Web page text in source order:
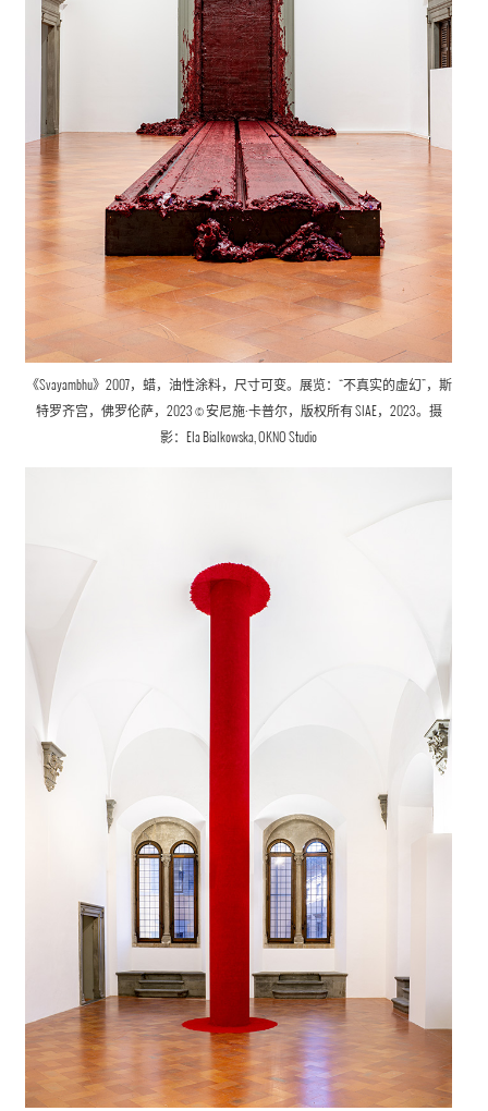
《Svayambhu》2007，蜡，油性涂料，尺寸可变。展览：“不真实的虚幻”，斯
特罗齐宫，佛罗伦萨，2023 © 安尼施·卡普尔，版权所有 SIAE，2023。摄
影：Ela Bialkowska, OKNO Studio